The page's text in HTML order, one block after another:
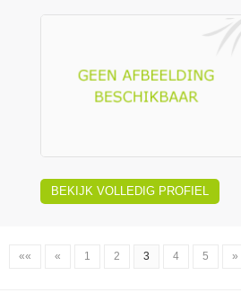
BEKIJK VOLLEDIG PROFIEL
«« « 1 2 3 4 5 »